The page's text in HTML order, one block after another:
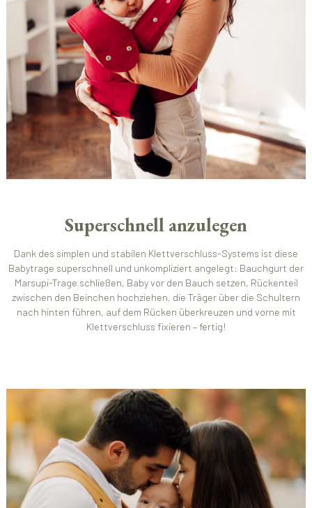
Superschnell anzulegen
Dank des simplen und stabilen Klettverschluss-Systems ist diese
Babytrage superschnell und unkompliziert angelegt: Bauchgurt der
Marsupi-Trage schließen, Baby vor den Bauch setzen, Rückenteil
zwischen den Beinchen hochziehen, die Träger über die Schultern
nach hinten führen, auf dem Rücken überkreuzen und vorne mit
Klettverschluss fixieren – fertig!